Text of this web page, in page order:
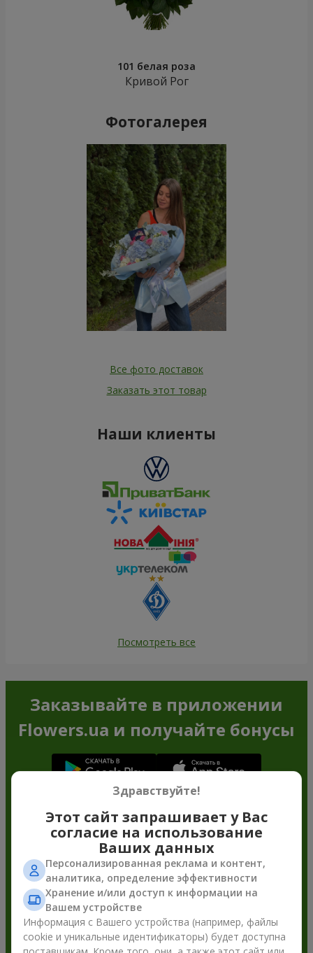
101 белая роза
Кривой Рог
Фотогалерея
Все фото доставок
Заказать этот товар
Наши клиенты
Посмотреть все
Заказывайте в приложении
Flowers.ua и получайте бонусы
Здравствуйте!
Этот сайт запрашивает у Вас
согласие на использование
Ваших данных
Персонализированная реклама и контент,
аналитика, определение эффективности
Хранение и/или доступ к информации на
Вашем устройстве
Информация с Вашего устройства (например, файлы
cookie и уникальные идентификаторы) будет доступна